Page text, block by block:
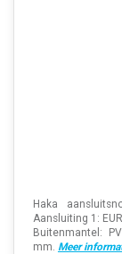
Haka
Aansluiting 1:
Buitenmantel:
mm. Meer